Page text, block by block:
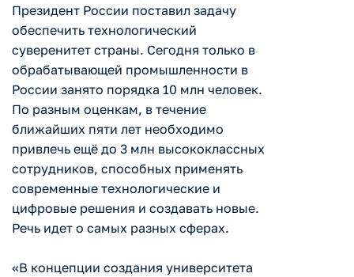
Президент России поставил задачу
обеспечить технологический
суверенитет страны. Сегодня только в
обрабатывающей промышленности в
России занято порядка 10 млн человек.
По разным оценкам, в течение
ближайших пяти лет необходимо
привлечь ещё до 3 млн высококлассных
сотрудников, способных применять
современные технологические и
цифровые решения и создавать новые.
Речь идет о самых разных сферах.
«В концепции создания университета